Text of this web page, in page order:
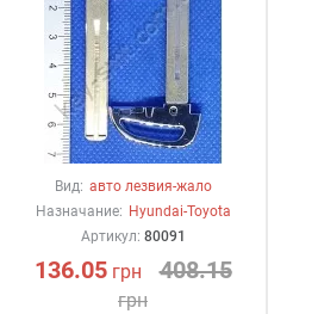
Вид: авто лезвия-жало
Назначание: Hyundai-Toyota
Артикул: 80091
136.05грн 408.15
грн